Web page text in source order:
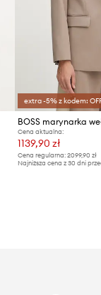
extra -5% z kodem:
BOSS marynarka
Cena aktualna:
1139,90 zł
Cena regularna: 2099,90 zł
Najniższa cena z 30 dni